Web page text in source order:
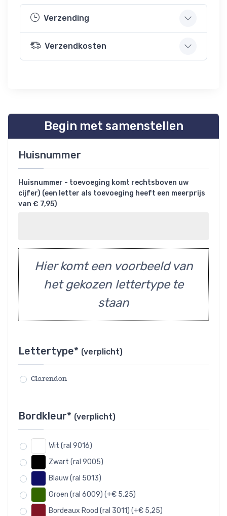
Verzending
Verzendkosten
Begin met samenstellen
Huisnummer
Huisnummer - toevoeging komt rechtsboven uw
cijfer) (een letter als toevoeging heeft een meerprijs
van € 7,95)
Hier komt een voorbeeld van
het gekozen lettertype te
staan
Lettertype* (verplicht)
Clarendon
Bordkleur* (verplicht)
Wit (ral 9016)
Zwart (ral 9005)
Blauw (ral 5013)
Groen (ral 6009) (+€ 5,25)
Bordeaux Rood (ral 3011) (+€ 5,25)